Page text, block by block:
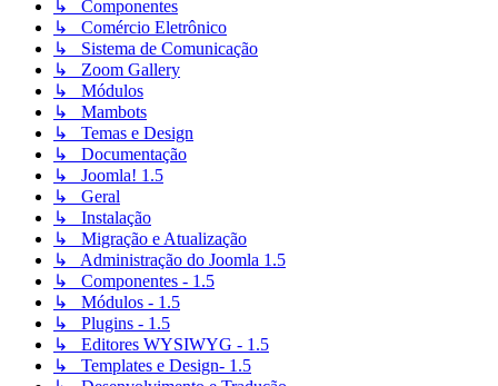
↳ Componentes
↳ Comércio Eletrônico
↳ Sistema de Comunicação
↳ Zoom Gallery
↳ Módulos
↳ Mambots
↳ Temas e Design
↳ Documentação
↳ Joomla! 1.5
↳ Geral
↳ Instalação
↳ Migração e Atualização
↳ Administração do Joomla 1.5
↳ Componentes - 1.5
↳ Módulos - 1.5
↳ Plugins - 1.5
↳ Editores WYSIWYG - 1.5
↳ Templates e Design- 1.5